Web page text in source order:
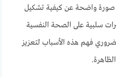
واضحة عن كيفية تشكيل
سلبية على الصحة النفسية
فهم هذه الأسباب لتعزيز